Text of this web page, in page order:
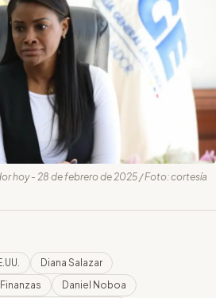
hoy - 28 de febrero de 2025 / Foto: cortesía
Diana Salazar
Daniel Noboa